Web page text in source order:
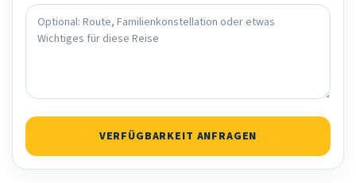
VERFÜGBARKEIT ANFRAGEN